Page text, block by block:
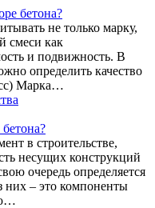
бетона?
не только марку,
смеси как
и подвижность. В
определить качество
Марка…
в строительстве,
несущих конструкций
очередь определяется
них – это компоненты